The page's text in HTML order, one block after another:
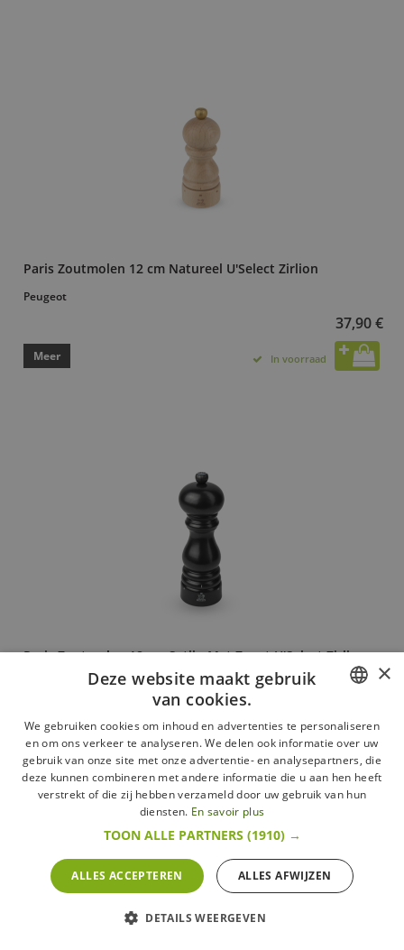
Paris Zoutmolen 12 cm Natureel U'Select Zirlion
Peugeot
37,90 €
Meer In voorraad
Paris Zoutmolen 18 cm Satijn Mat Zwart U'Select Zirlion
Meer In voorraad
FRENCH
ENGLISH
×
Deze website maakt gebruik
van cookies.
We gebruiken cookies om inhoud en advertenties te personaliseren
en om ons verkeer te analyseren. We delen ook informatie over uw
gebruik van onze site met onze advertentie- en analysepartners, die
deze kunnen combineren met andere informatie die u aan hen heeft
verstrekt of die zij hebben verzameld door uw gebruik van hun
diensten. En savoir plus
TOON ALLE PARTNERS (1910) →
ALLES ACCEPTEREN ALLES AFWIJZEN
DETAILS WEERGEVEN